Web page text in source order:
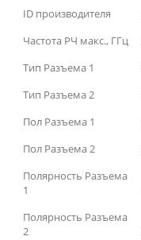
ID производителя
Частота РЧ макс., ГГц
Тип Разъема 1
Тип Разъема 2
Пол Разъема 1
Пол Разъема 2
Полярность Разъема
1
Полярность Разъема
2